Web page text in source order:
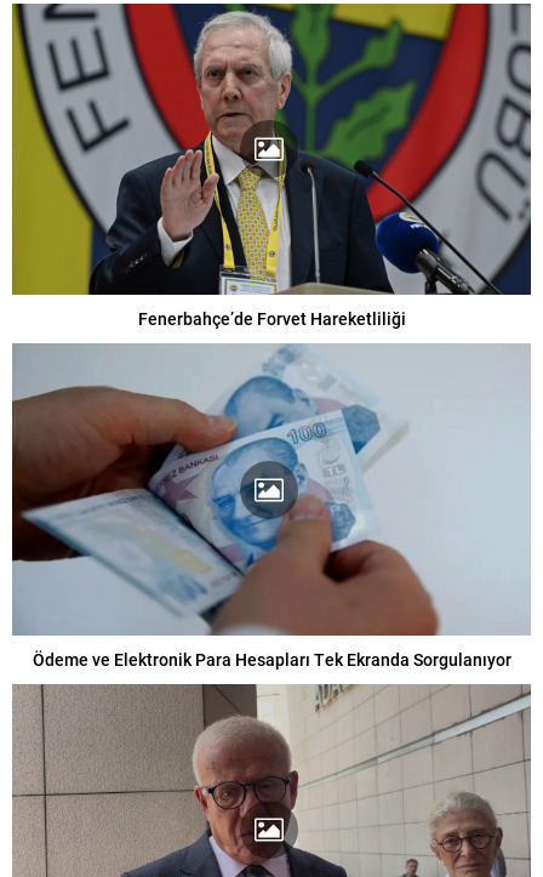
Fenerbahçe’de Forvet Hareketliliği
Ödeme ve Elektronik Para Hesapları Tek Ekranda Sorgulanıyor